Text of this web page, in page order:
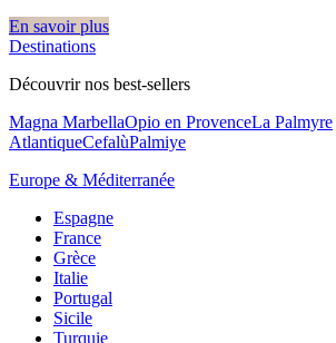
En savoir plus
Destinations
Découvrir nos best-sellers
Magna MarbellaOpio en ProvenceLa Palmyre
AtlantiqueCefalùPalmiye
Europe & Méditerranée
Espagne
France
Grèce
Italie
Portugal
Sicile
Turquie